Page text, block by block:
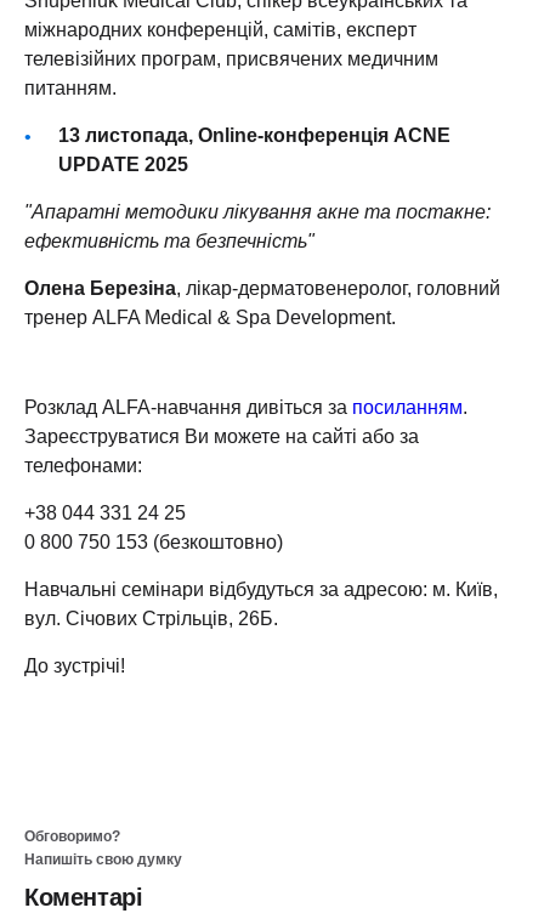
міжнародних конференцій, самітів, експерт
телевізійних програм, присвячених медичним
питанням.
13 листопада, Online-конференція ACNE
UPDATE 2025
"Апаратні методики лікування акне та постакне:
ефективність та безпечність"
Олена Березіна, лікар-дерматовенеролог, головний
тренер ALFA Medical & Spa Development.
Розклад ALFA-навчання дивіться за посиланням.
Зареєструватися Ви можете на сайті або за
телефонами:
+38 044 331 24 25
0 800 750 153 (безкоштовно)
Навчальні семінари відбудуться за адресою: м. Київ,
вул. Січових Стрільців, 26Б.
До зустрічі!
Обговоримо?
Напишіть свою думку
Коментарі